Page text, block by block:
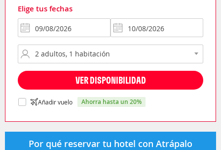
Elige tus fechas
VER DISPONIBILIDAD
Añadir vuelo ahorra hasta un 20%
Por qué reservar tu hotel con Atrápalo